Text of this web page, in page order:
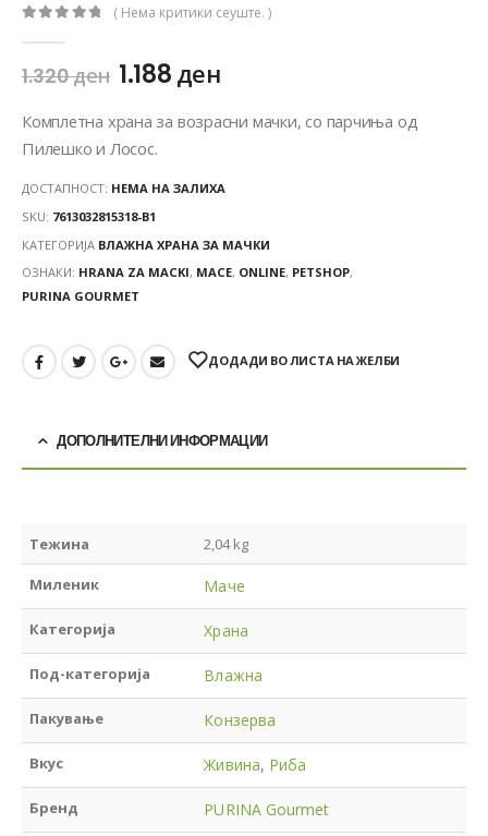
( Нема критики сеуште. )
1.320ден 1.188ден
Комплетна храна за возрасни мачки, со парчиња од
Пилешко и Лосос.
ДОСТАПНОСТ: НЕМА НА ЗАЛИХА
SKU: 7613032815318-B1
КАТЕГОРИЈА ВЛАЖНА ХРАНА ЗА МАЧКИ
ОЗНАКИ: HRANA ZA MACKI, MACE, ONLINE, PETSHOP,
PURINA GOURMET
ДОДАДИ ВО ЛИСТА НА ЖЕЛБИ
ДОПОЛНИТЕЛНИ ИНФОРМАЦИИ
Тежина 2,04 kg
Миленик Маче
Категорија Храна
Под-категорија Влажна
Пакување Конзерва
Вкус Живина, Риба
Бренд PURINA Gourmet